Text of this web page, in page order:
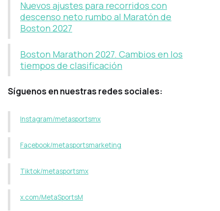
Nuevos ajustes para recorridos con
descenso neto rumbo al Maratón de
Boston 2027
Boston Marathon 2027. Cambios en los
tiempos de clasificación
Síguenos en nuestras redes sociales:
Instagram/metasportsmx
Facebook/metasportsmarketing
Tiktok/metasportsmx
x.com/MetaSportsM